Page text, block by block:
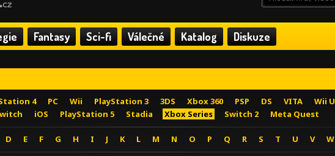
Fantasy Sci-fi Válečné Katalog Diskuze
4 PC Wii PlayStation 3 3DS Xbox 360 PSP DS VITA Wii U
iOS PlayStation 5 Stadia Xbox Series Switch 2 Meta Quest
D E F G H I J K L M N O P Q R S T U V W